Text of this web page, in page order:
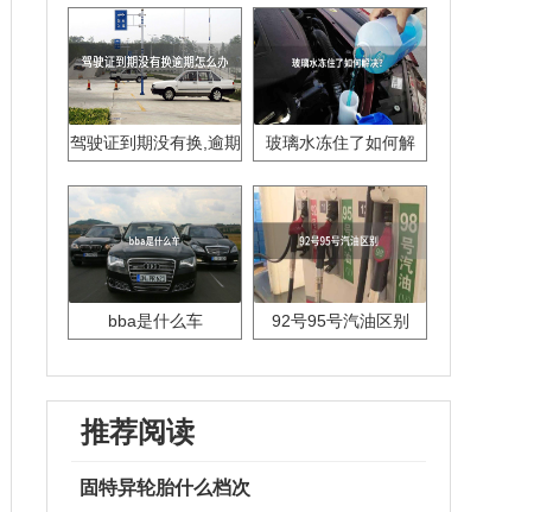
驾驶证到期没有换,逾期
玻璃水冻住了如何解
bba是什么车 92号95号汽油区别
推荐阅读
固特异轮胎什么档次